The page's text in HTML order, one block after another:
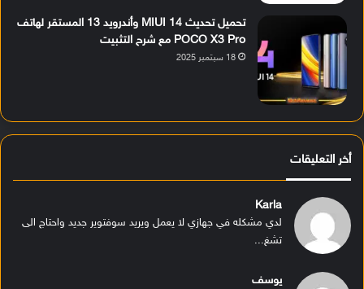
تحميل تحديث MIUI 14 وأندرويد 13 المستقر لهاتف
POCO X3 Pro مع شرح التثبيت
18 سبتمبر 2025
أخر التعليقات
Karla
لدي مشكله في جهازي لا يعمل ويريد سوفتوير جديد واحتاج الى
تشغ...
يوسف